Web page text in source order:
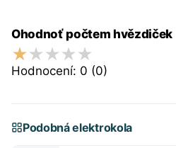
Ohodnoť počtem hvězdiček
Hodnocení: 0 (0)
Podobná elektrokola